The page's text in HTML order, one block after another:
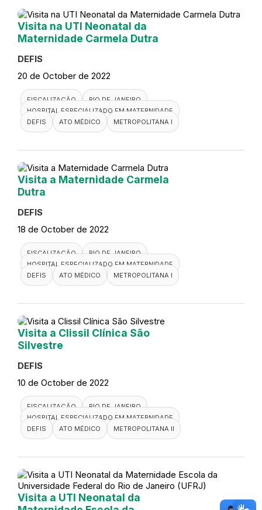
Visita na UTI Neonatal da
Maternidade Carmela Dutra
DEFIS
20 de October de 2022
FISCALIZAÇÃO
RIO DE JANEIRO
HOSPITAL ESPECIALIZADO EM MATERNIDADE
DEFIS
ATO MÉDICO METROPOLITANA I
Visita a Maternidade Carmela
Dutra
DEFIS
18 de October de 2022
FISCALIZAÇÃO
RIO DE JANEIRO
HOSPITAL ESPECIALIZADO EM MATERNIDADE
DEFIS
ATO MÉDICO METROPOLITANA I
Visita a Clissil Clínica São
Silvestre
DEFIS
10 de October de 2022
FISCALIZAÇÃO
RIO DE JANEIRO
HOSPITAL ESPECIALIZADO EM MATERNIDADE
DEFIS
ATO MÉDICO METROPOLITANA II
Visita a UTI Neonatal da